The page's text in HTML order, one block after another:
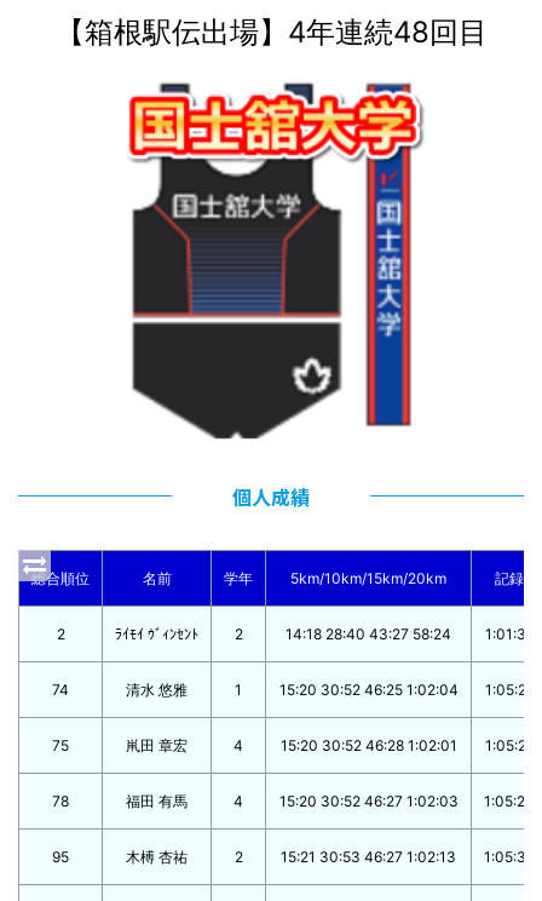
【箱根駅伝出場】4年連続48回目
個人成績
総合順位 名前 学年 5km/10km/15km/20km 記録
2 ﾗｲﾓｲ ｳﾞｨﾝｾﾝﾄ 2 14:18 28:40 43:27 58:24 1:01:37
74 清水 悠雅 1 15:20 30:52 46:25 1:02:04 1:05:21
75 鼡田 章宏 4 15:20 30:52 46:28 1:02:01 1:05:21
78 福田 有馬 4 15:20 30:52 46:27 1:02:03 1:05:23
95 木榑 杏祐 2 15:21 30:53 46:27 1:02:13 1:05:35